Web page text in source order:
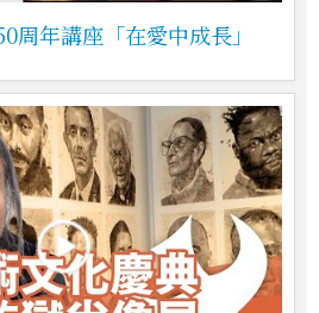
周年講座「在愛中成長」